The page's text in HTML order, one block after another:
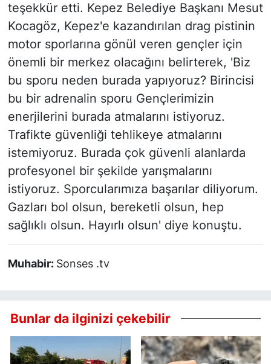
teşekkür etti. Kepez Belediye Başkanı Mesut
Kocagöz, Kepez'e kazandırılan drag pistinin
motor sporlarına gönül veren gençler için
önemli bir merkez olacağını belirterek, 'Biz
bu sporu neden burada yapıyoruz? Birincisi
bu bir adrenalin sporu Gençlerimizin
enerjilerini burada atmalarını istiyoruz.
Trafikte güvenliği tehlikeye atmalarını
istemiyoruz. Burada çok güvenli alanlarda
profesyonel bir şekilde yarışmalarını
istiyoruz. Sporcularımıza başarılar diliyorum.
Gazları bol olsun, bereketli olsun, hep
sağlıklı olsun. Hayırlı olsun' diye konuştu.
Muhabir: Sonses .tv
Bunlar da ilginizi çekebilir